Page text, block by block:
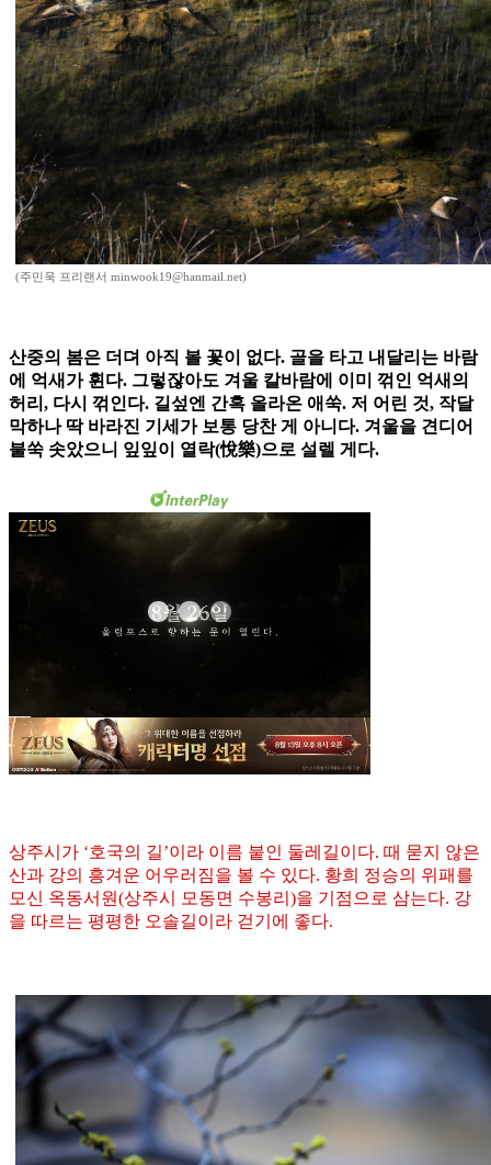
(주민욱 프리랜서 minwook19@hanmail.net)
산중의 봄은 더뎌 아직 볼 꽃이 없다. 골을 타고 내달리는 바람
에 억새가 휜다. 그렇잖아도 겨울 칼바람에 이미 꺾인 억새의
허리, 다시 꺾인다. 길섶엔 간혹 올라온 애쑥. 저 어린 것, 작달
막하나 딱 바라진 기세가 보통 당찬 게 아니다. 겨울을 견디어
불쑥 솟았으니 잎잎이 열락(悅樂)으로 설렐 게다.
상주시가 ‘호국의 길’이라 이름 붙인 둘레길이다. 때 묻지 않은
산과 강의 흥겨운 어우러짐을 볼 수 있다. 황희 정승의 위패를
모신 옥동서원(상주시 모동면 수봉리)을 기점으로 삼는다. 강
을 따르는 평평한 오솔길이라 걷기에 좋다.